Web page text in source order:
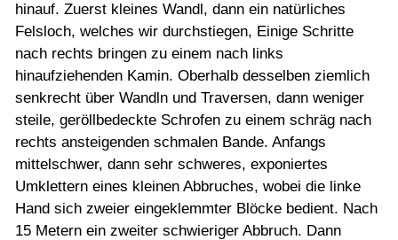
hinauf. Zuerst kleines Wandl, dann ein natürliches
Felsloch, welches wir durchstiegen, Einige Schritte
nach rechts bringen zu einem nach links
hinaufziehenden Kamin. Oberhalb desselben ziemlich
senkrecht über Wandln und Traversen, dann weniger
steile, geröllbedeckte Schrofen zu einem schräg nach
rechts ansteigenden schmalen Bande. Anfangs
mittelschwer, dann sehr schweres, exponiertes
Umklettern eines kleinen Abbruches, wobei die linke
Hand sich zweier eingeklemmter Blöcke bedient. Nach
15 Metern ein zweiter schwieriger Abbruch. Dann